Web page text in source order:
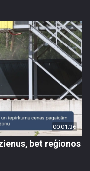
00:01:36
bet reģionos